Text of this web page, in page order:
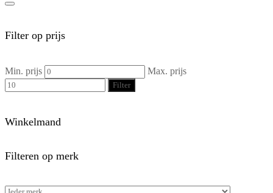
Filter op prijs
Min. prijs Max. prijs
Filter
Winkelmand
Filteren op merk